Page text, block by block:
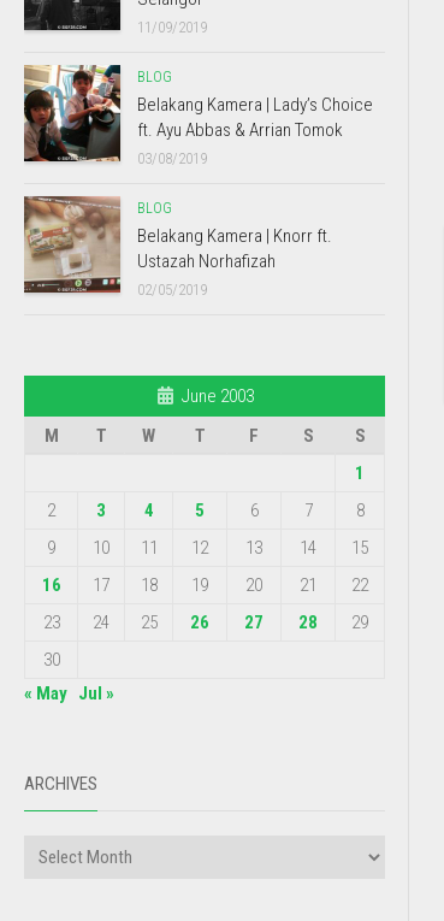
11/09/2019
BLOG
Belakang Kamera | Lady’s Choice
ft. Ayu Abbas & Arrian Tomok
03/08/2019
BLOG
Belakang Kamera | Knorr ft.
Ustazah Norhafizah
02/05/2019
June 2003
M
T W T F S
S
1
2
3 4 5 6 7
8
9
10 11 12 13 14
15
16
17 18 19 20 21
22
23
24 25 26 27 28
29
30
« May Jul »
ARCHIVES